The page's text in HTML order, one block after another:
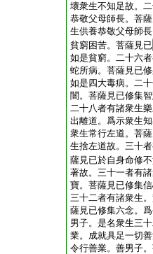
壞衆生不知足故。
恭敬父母師長。菩
生供養恭敬父母師
貧窮困苦。菩薩見已
如是貧窮。二十六
蛇所病。菩薩見已
如是四大毒病。二
闇。菩薩見已修集
二十八者有諸衆生
出離道。爲示衆生
衆生常行左道。菩
生捨左道故。三十
薩見已於自身命修
著故。三十一者有
寶。菩薩見已修集
三十二者有諸衆生
薩見已修集六念。
男子。是名衆生三
業。成就具足一切
令行善業。善男子